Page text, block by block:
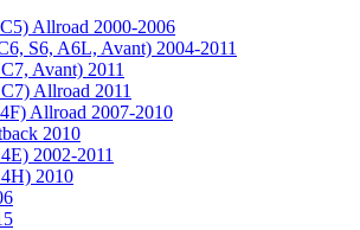
Allroad 2000-2006
S6, A6L, Avant) 2004-2011
Avant) 2011
Allroad 2011
Allroad 2007-2010
2010
2002-2011
2010